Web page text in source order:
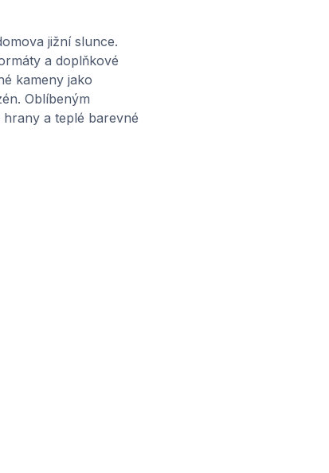
jižní slunce.
a doplňkové
kameny jako
Oblíbeným
a teplé barevné